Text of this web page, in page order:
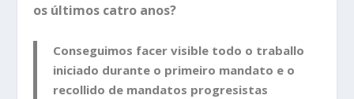
os últimos catro anos?
Conseguimos facer visible todo o traballo
iniciado durante o primeiro mandato e o
recollido de mandatos progresistas